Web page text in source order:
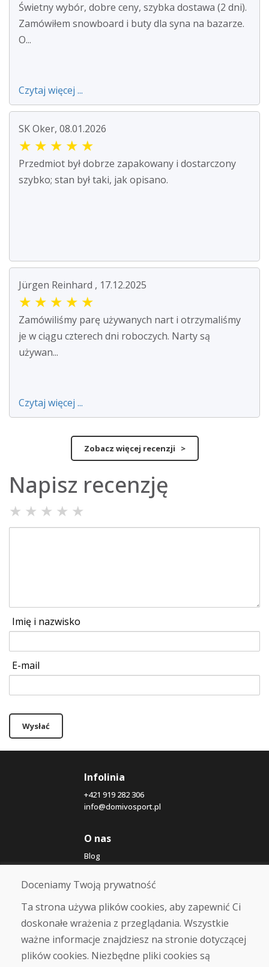
Świetny wybór, dobre ceny, szybka dostawa (2 dni).
Zamówiłem snowboard i buty dla syna na bazarze.
O...
Czytaj więcej ...
SK Oker, 08.01.2026
★ ★ ★ ★ ★
Przedmiot był dobrze zapakowany i dostarczony
szybko; stan był taki, jak opisano.
Jürgen Reinhard , 17.12.2025
★ ★ ★ ★ ★
Zamówiliśmy parę używanych nart i otrzymaliśmy
je w ciągu czterech dni roboczych. Narty są
używan...
Czytaj więcej ...
Zobacz więcej recenzji >
Napisz recenzję
★ ★ ★ ★ ★
Imię i nazwisko
E-mail
Wysłać
Infolinia
+421 919 282 306
info@domivosport.pl
O nas
Blog
O nas
Sklep
Kontakt
Zakup
Sklep internetowy
Warunki handlowe
Doceniamy Twoją prywatność
Ta strona używa plików cookies, aby zapewnić Ci
doskonałe wrażenia z przeglądania. Wszystkie
ważne informacje znajdziesz na stronie dotyczącej
plików cookies. Niezbędne pliki cookies są